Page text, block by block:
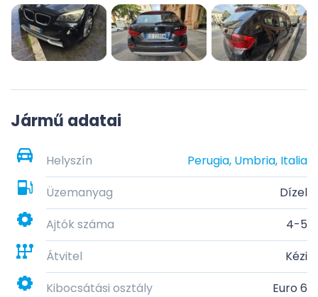
Jármű adatai
Helyszín
Perugia, Umbria, Italia
Üzemanyag
Dízel
Ajtók száma
4-5
Átvitel
Kézi
Kibocsátási osztály
Euro 6